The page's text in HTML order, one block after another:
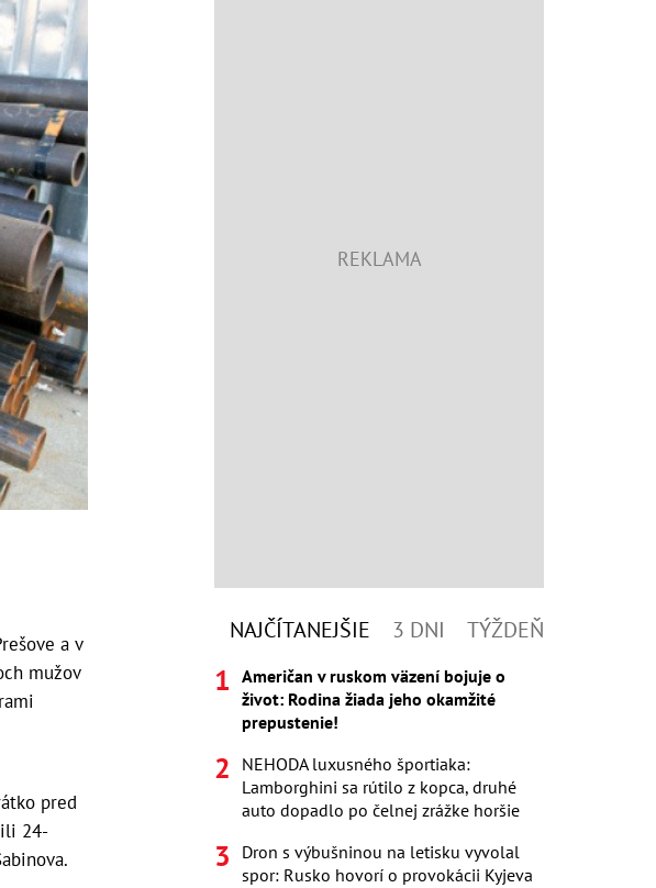
a v
mužov
pred
24-
NAJČÍTANEJŠIE 3 DNI TÝŽDEŇ
Američan v ruskom väzení bojuje o
život: Rodina žiada jeho okamžité
prepustenie!
NEHODA luxusného športiaka:
Lamborghini sa rútilo z kopca, druhé
auto dopadlo po čelnej zrážke horšie
Dron s výbušninou na letisku vyvolal
spor: Rusko hovorí o provokácii Kyjeva